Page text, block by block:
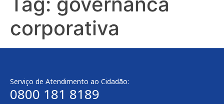
corporativa
Serviço de Atendimento ao Cidadão:
0800 181 8189